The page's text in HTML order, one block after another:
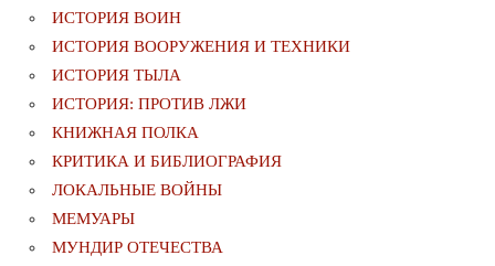
ИСТОРИЯ ВОИН
ИСТОРИЯ ВООРУЖЕНИЯ И ТЕХНИКИ
ИСТОРИЯ ТЫЛА
ИСТОРИЯ: ПРОТИВ ЛЖИ
КНИЖНАЯ ПОЛКА
КРИТИКА И БИБЛИОГРАФИЯ
ЛОКАЛЬНЫЕ ВОЙНЫ
МЕМУАРЫ
МУНДИР ОТЕЧЕСТВА